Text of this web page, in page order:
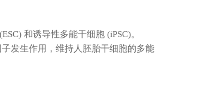
和诱导性多能干细胞 (iPSC)。
发生作用，维持人胚胎干细胞的多能